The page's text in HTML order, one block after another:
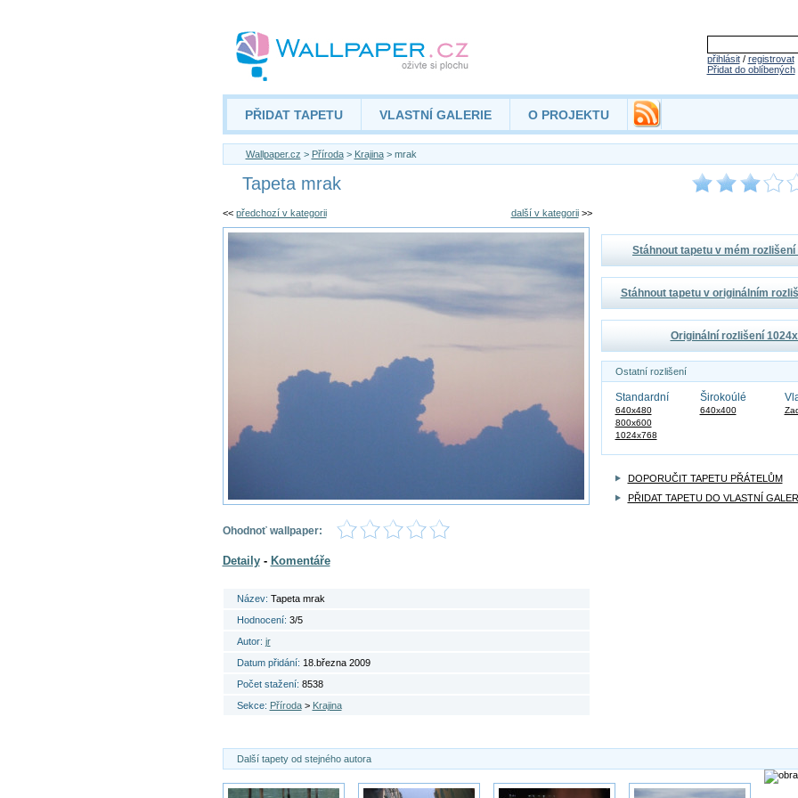
přihlásit/ registrovat
Přidat do oblíbených
PŘIDAT TAPETU VLASTNÍ GALERIE O PROJEKTU
Wallpaper.cz > Příroda> Krajina> mrak
Tapeta mrak
<< předchozí v kategorii další v kategorii>>
Ohodnoť wallpaper:
Detaily- Komentáře
Název: Tapeta mrak
Hodnocení: 3/5
Autor: jr
Datum přidání: 18.března 2009
Počet stažení: 8538
Sekce: Příroda> Krajina
Stáhnout tapetu v mém rozlišení
Stáhnout tapetu v originálním
Originální rozlišení
Ostatní rozlišení
Standardní
640x480
800x600
1024x768
Širokoúlé
640x400
DOPORUČIT TAPETU PŘÁTELŮM
PŘIDAT TAPETU DO VLASTNÍ
Další tapety od stejného autora